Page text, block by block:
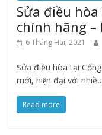
Sửa điều
chính hãng –
6 Tháng Hai, 2021
Sửa điều hòa tại
mới, hiện đại với
Read more